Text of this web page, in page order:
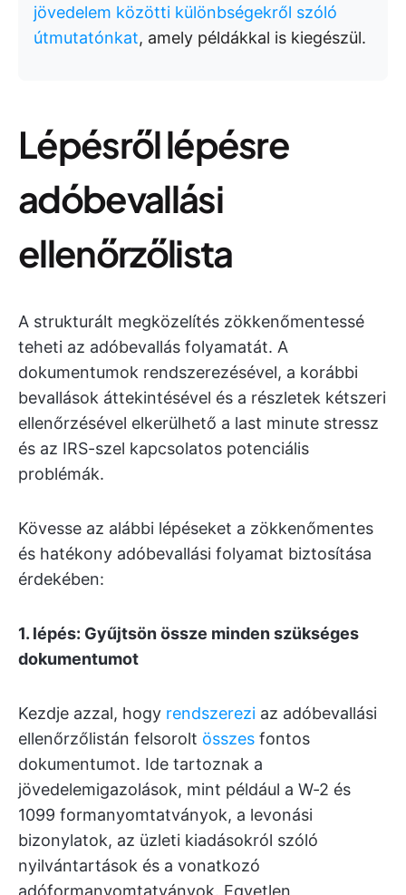
jövedelem közötti különbségekről szóló
útmutatónkat, amely példákkal is kiegészül.
Lépésről lépésre
adóbevallási
ellenőrzőlista
A strukturált megközelítés zökkenőmentessé
teheti az adóbevallás folyamatát. A
dokumentumok rendszerezésével, a korábbi
bevallások áttekintésével és a részletek kétszeri
ellenőrzésével elkerülhető a last minute stressz
és az IRS-szel kapcsolatos potenciális
problémák.
Kövesse az alábbi lépéseket a zökkenőmentes
és hatékony adóbevallási folyamat biztosítása
érdekében:
1. lépés: Gyűjtsön össze minden szükséges
dokumentumot
Kezdje azzal, hogy rendszerezi az adóbevallási
ellenőrzőlistán felsorolt összes fontos
dokumentumot. Ide tartoznak a
jövedelemigazolások, mint például a W-2 és
1099 formanyomtatványok, a levonási
bizonylatok, az üzleti kiadásokról szóló
nyilvántartások és a vonatkozó
adóformanyomtatványok. Egyetlen